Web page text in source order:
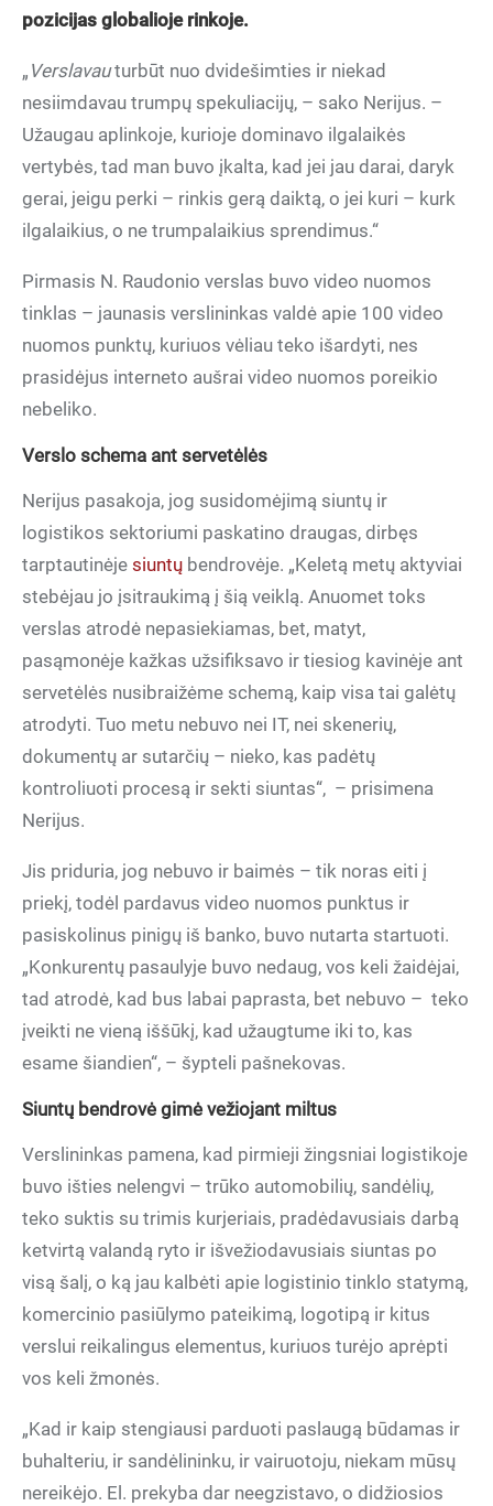
pozicijas globalioje rinkoje.
„ Verslavauturbūt nuo dvidešimties ir niekad
nesiimdavau trumpų spekuliacijų, – sako Nerijus. –
Užaugau aplinkoje, kurioje dominavo ilgalaikės
vertybės, tad man buvo įkalta, kad jei jau darai, daryk
gerai, jeigu perki – rinkis gerą daiktą, o jei kuri – kurk
ilgalaikius, o ne trumpalaikius sprendimus.“
Pirmasis N. Raudonio verslas buvo video nuomos
tinklas – jaunasis verslininkas valdė apie 100 video
nuomos punktų, kuriuos vėliau teko išardyti, nes
prasidėjus interneto aušrai video nuomos poreikio
nebeliko.
Verslo schema ant servetėlės
Nerijus pasakoja, jog susidomėjimą siuntų ir
logistikos sektoriumi paskatino draugas, dirbęs
tarptautinėje siuntų bendrovėje. „Keletą metų aktyviai
stebėjau jo įsitraukimą į šią veiklą. Anuomet toks
verslas atrodė nepasiekiamas, bet, matyt,
pasąmonėje kažkas užsifiksavo ir tiesiog kavinėje ant
servetėlės nusibraižėme schemą, kaip visa tai galėtų
atrodyti. Tuo metu nebuvo nei IT, nei skenerių,
dokumentų ar sutarčių – nieko, kas padėtų
kontroliuoti procesą ir sekti siuntas“, – prisimena
Nerijus.
Jis priduria, jog nebuvo ir baimės – tik noras eiti į
priekį, todėl pardavus video nuomos punktus ir
pasiskolinus pinigų iš banko, buvo nutarta startuoti.
„Konkurentų pasaulyje buvo nedaug, vos keli žaidėjai,
tad atrodė, kad bus labai paprasta, bet nebuvo – teko
įveikti ne vieną iššūkį, kad užaugtume iki to, kas
esame šiandien“, – šypteli pašnekovas.
Siuntų bendrovė gimė vežiojant miltus
Verslininkas pamena, kad pirmieji žingsniai logistikoje
buvo išties nelengvi – trūko automobilių, sandėlių,
teko suktis su trimis kurjeriais, pradėdavusiais darbą
ketvirtą valandą ryto ir išvežiodavusiais siuntas po
visą šalį, o ką jau kalbėti apie logistinio tinklo statymą,
komercinio pasiūlymo pateikimą, logotipą ir kitus
verslui reikalingus elementus, kuriuos turėjo aprėpti
vos keli žmonės.
„Kad ir kaip stengiausi parduoti paslaugą būdamas ir
buhalteriu, ir sandėlininku, ir vairuotoju, niekam mūsų
nereikėjo. El. prekyba dar neegzistavo, o didžiosios